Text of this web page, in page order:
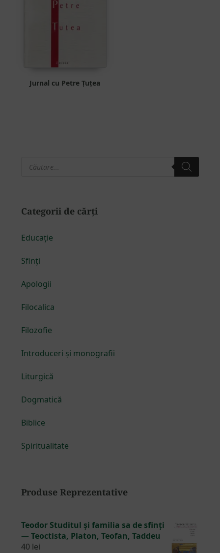
Jurnal cu Petre Țuțea
Bara
search
Categorii de cărți
Educație
Sfinți
Apologii
Filocalica
Filozofie
Introduceri și monografii
Liturgică
Dogmatică
Biblice
Spiritualitate
Produse Reprezentative
Teodor Studitul și familia sa de sfinți
— Teoctista, Platon, Teofan, Taddeu
40 lei